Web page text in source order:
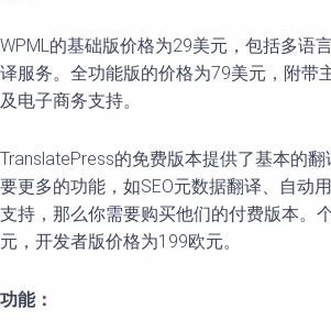
WPML的基础版价格为29美元，包括多语
译服务。全功能版的价格为79美元，附带
及电子商务支持。
TranslatePress的免费版本提供了基本的
要更多的功能，如SEO元数据翻译、自动
支持，那么你需要购买他们的付费版本。
元，开发者版价格为199欧元。
功能：